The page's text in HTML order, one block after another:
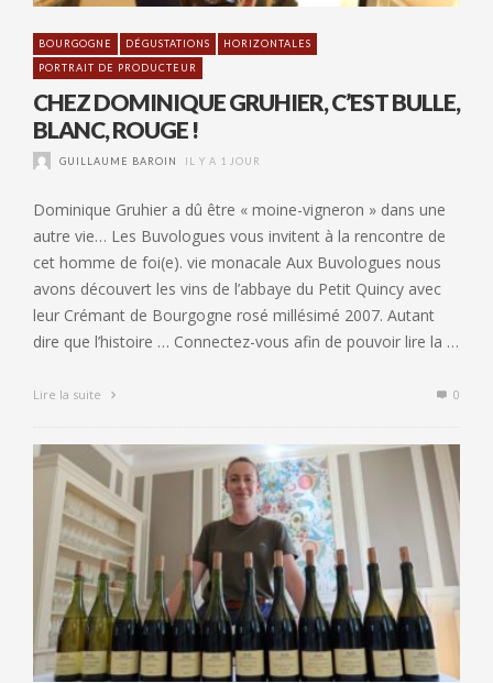
BOURGOGNE DÉGUSTATIONS
HORIZONTALES
PORTRAIT DE PRODUCTEUR
CHEZ DOMINIQUE GRUHIER, C’EST BULLE,
BLANC, ROUGE !
GUILLAUME BAROIN IL Y A 1 JOUR
Dominique Gruhier a dû être « moine-vigneron » dans une
autre vie… Les Buvologues vous invitent à la rencontre de
cet homme de foi(e). vie monacale Aux Buvologues nous
avons découvert les vins de l’abbaye du Petit Quincy avec
leur Crémant de Bourgogne rosé millésimé 2007. Autant
dire que l’histoire … Connectez-vous afin de pouvoir lire la …
Lire la suite 0